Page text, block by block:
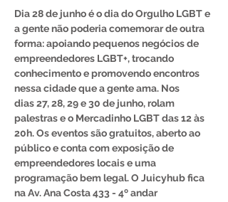
Dia28 de junhoé o dia do Orgulho LGBT e
a gente não poderia comemorar de outra
forma:apoiando pequenos negócios de
empreendedores LGBT+, trocando
conhecimento epromovendo encontros
nessa cidade que a gente ama. Nos
dias27, 28, 29 e 30 de junho, rolam
palestras e o Mercadinho LGBT das12 às
20h. Os eventos sãogratuitos,aberto ao
públicoe conta com exposição de
empreendedores locais e uma
programação bem legal. O Juicyhub fica
naAv. Ana Costa 433 - 4º andar